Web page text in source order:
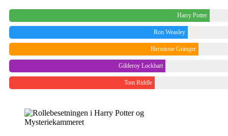
Harry Potter
Ron Weasley
Hermione Granger
Gilderoy Lockhart
Tom Riddle